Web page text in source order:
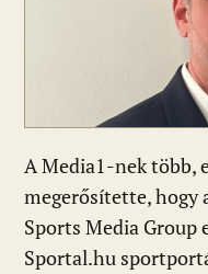
A Media1-nek több,
megerősítette, hogy
Sports Media
Sportal.hu